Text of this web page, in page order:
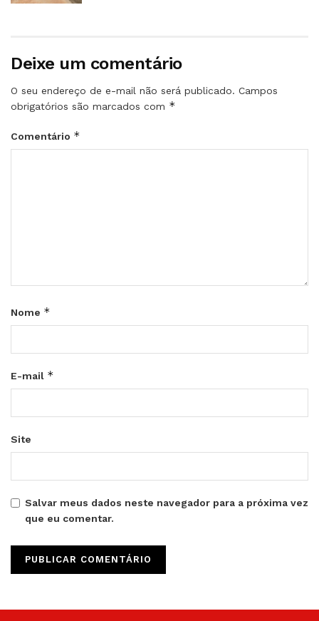
Deixe um comentário
O seu endereço de e-mail não será publicado. Campos
obrigatórios são marcados com *
Comentário *
Nome *
E-mail *
Site
Salvar meus dados neste navegador para a próxima vez
que eu comentar.